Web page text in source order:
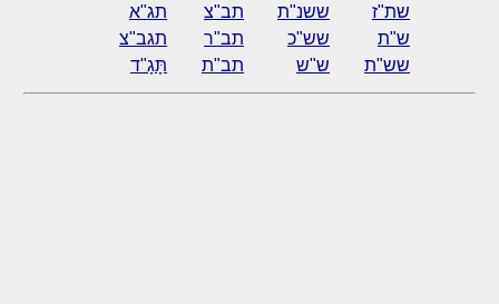
שת"ז
ששנ"ת תב"צ
תג"א
ש"ת
שש"כ תב"ר
תגב"צ
שש"ת
ש"ש תב"ת תָּגָ"ד